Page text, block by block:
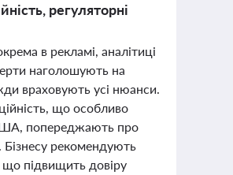
регуляторні
в рекламі, аналітиці
наголошують на
враховують усі нюанси.
що особливо
США, попереджають про
Бізнесу рекомендують
що підвищить довіру